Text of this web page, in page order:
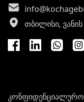
თბილისი, ვანის